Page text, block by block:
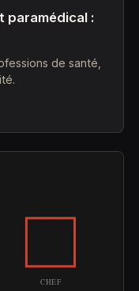
paramédical :
de santé,